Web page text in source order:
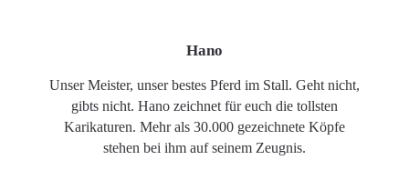
Hano
Unser Meister, unser bestes Pferd im Stall. Geht nicht,
gibts nicht. Hano zeichnet für euch die tollsten
Karikaturen. Mehr als 30.000 gezeichnete Köpfe
stehen bei ihm auf seinem Zeugnis.